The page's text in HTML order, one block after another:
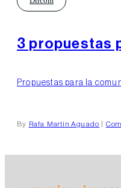
3 propuestas
Propuestas para la
By Rafa Martín Aguado